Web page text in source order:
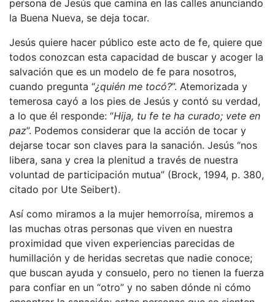
persona de Jesús que camina en las calles anunciando
la Buena Nueva, se deja tocar.
Jesús quiere hacer público este acto de fe, quiere que
todos conozcan esta capacidad de buscar y acoger la
salvación que es un modelo de fe para nosotros,
cuando pregunta “¿quién me tocó?”. Atemorizada y
temerosa cayó a los pies de Jesús y contó su verdad,
a lo que él responde: “Hija, tu fe te ha curado; vete en
paz”. Podemos considerar que la acción de tocar y
dejarse tocar son claves para la sanación. Jesús “nos
libera, sana y crea la plenitud a través de nuestra
voluntad de participación mutua” (Brock, 1994, p. 380,
citado por Ute Seibert).
Así como miramos a la mujer hemorroísa, miremos a
las muchas otras personas que viven en nuestra
proximidad que viven experiencias parecidas de
humillación y de heridas secretas que nadie conoce;
que buscan ayuda y consuelo, pero no tienen la fuerza
para confiar en un “otro” y no saben dónde ni cómo